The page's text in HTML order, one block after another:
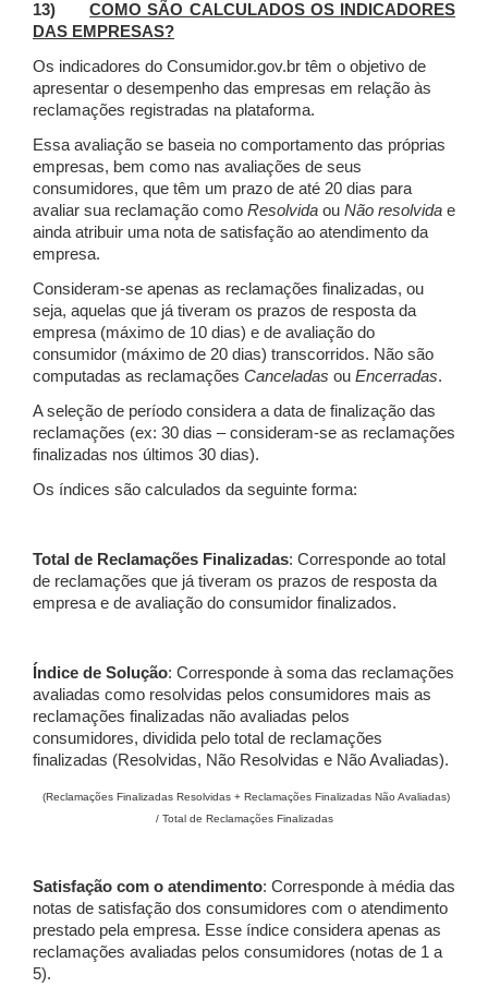
13)COMO SÃO CALCULADOS OS INDICADORES
DAS EMPRESAS?
Os indicadores do Consumidor.gov.br têm o objetivo de
apresentar o desempenho das empresas em relação às
reclamações registradas na plataforma.
Essa avaliação se baseia no comportamento das próprias
empresas, bem como nas avaliações de seus
consumidores, que têm um prazo de até 20 dias para
avaliar sua reclamação como Resolvida ou Não resolvida e
ainda atribuir uma nota de satisfação ao atendimento da
empresa.
Consideram-se apenas as reclamações finalizadas, ou
seja, aquelas que já tiveram os prazos de resposta da
empresa (máximo de 10 dias) e de avaliação do
consumidor (máximo de 20 dias) transcorridos. Não são
computadas as reclamações Canceladas ou Encerradas.
A seleção de período considera a data de finalização das
reclamações (ex: 30 dias – consideram-se as reclamações
finalizadas nos últimos 30 dias).
Os índices são calculados da seguinte forma:
Total de Reclamações Finalizadas: Corresponde ao total
de reclamações que já tiveram os prazos de resposta da
empresa e de avaliação do consumidor finalizados.
Índice de Solução: Corresponde à soma das reclamações
avaliadas como resolvidas pelos consumidores mais as
reclamações finalizadas não avaliadas pelos
consumidores, dividida pelo total de reclamações
finalizadas (Resolvidas, Não Resolvidas e Não Avaliadas).
(Reclamações Finalizadas Resolvidas + Reclamações Finalizadas Não Avaliadas)
/ Total de Reclamações Finalizadas
Satisfação com o atendimento: Corresponde à média das
notas de satisfação dos consumidores com o atendimento
prestado pela empresa. Esse índice considera apenas as
reclamações avaliadas pelos consumidores (notas de 1 a
5).